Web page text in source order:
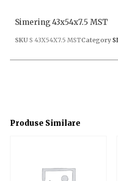
Produse Similare
Simering 43x54x7.5 MST
SKU S 43X54X7.5 MSTCategory